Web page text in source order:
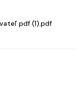
pdf (1).pdf